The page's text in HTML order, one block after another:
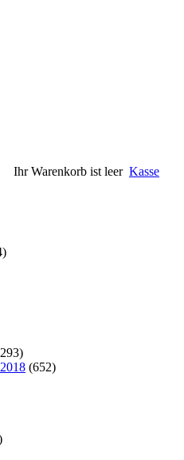
Ihr Warenkorb ist leer Kasse
(652)